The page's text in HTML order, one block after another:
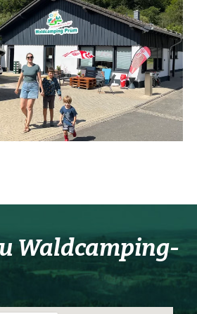
Waldcamping-